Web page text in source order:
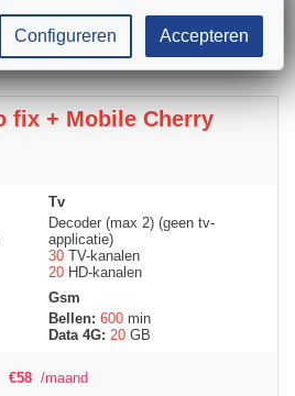
fix + Mobile Cherry
Tv
Decoder (max 2) (geen tv-
applicatie)
30 TV-kanalen
20 HD-kanalen
Gsm
Bellen: 600 min
Data 4G: 20 GB
€58 /maand
Configureren Accepteren